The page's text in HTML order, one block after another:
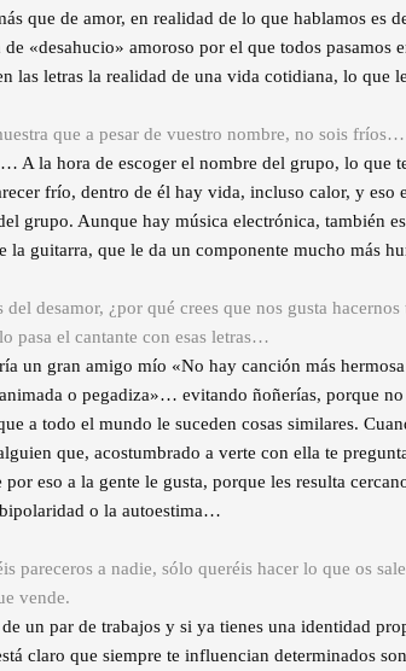
que de amor, en realidad de lo que hablamos es
«desahucio» amoroso por el que todos pasamos
las letras la realidad de una vida cotidiana, lo que
que a pesar de vuestro nombre, no sois fríos…
A la hora de escoger el nombre del grupo, lo que
frío, dentro de él hay vida, incluso calor, y eso
grupo. Aunque hay música electrónica, también
la guitarra, que le da un componente mucho más
del desamor, ¿por qué crees que nos gusta
pasa el cantante con esas letras…
un gran amigo mío «No hay canción más
o pegadiza»… evitando ñoñerías, porque
a todo el mundo le suceden cosas similares.
que, acostumbrado a verte con ella te
por eso a la gente le gusta, porque les resulta
o la autoestima…
pareceros a nadie, sólo queréis hacer lo que os
vende.
de un par de trabajos y si ya tienes una identidad
claro que siempre te influencian determinados